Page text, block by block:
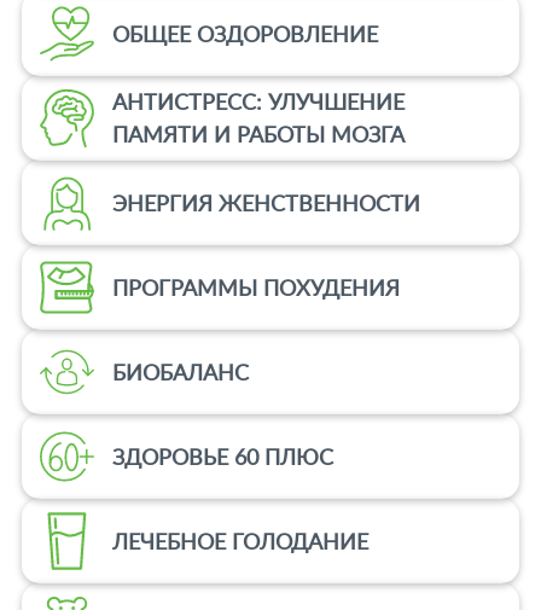
и
ОБЩЕЕ ОЗДОРОВЛЕНИЕ
АНТИСТРЕСС: УЛУЧШЕНИЕ
ПАМЯТИ И РАБОТЫ МОЗГА
ЭНЕРГИЯ ЖЕНСТВЕННОСТИ
ПРОГРАММЫ ПОХУДЕНИЯ
БИОБАЛАНС
ЗДОРОВЬЕ 60 ПЛЮС
ЛЕЧЕБНОЕ ГОЛОДАНИЕ